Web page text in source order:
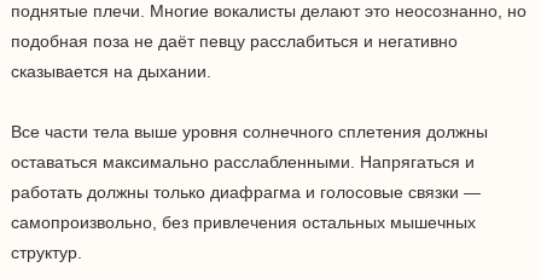
поднятые плечи. Многие вокалисты делают это неосознанно, но
подобная поза не даёт певцу расслабиться и негативно
сказывается на дыхании.
Все части тела выше уровня солнечного сплетения должны
оставаться максимально расслабленными. Напрягаться и
работать должны только диафрагма и голосовые связки —
самопроизвольно, без привлечения остальных мышечных
структур.